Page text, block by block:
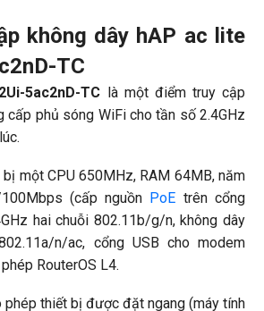
không dây hAP ac lite
TC
5ac2nD-TC là một điểm truy cập
cấp phủ sóng WiFi cho tần số 2.4GHz
một CPU 650MHz, RAM 64MB, năm
(cấp nguồn PoE trên cổng
hai chuỗi 802.11b/g/n, không dây
n/ac, cổng USB cho modem
RouterOS L4.
phép thiết bị được đặt ngang (máy tính